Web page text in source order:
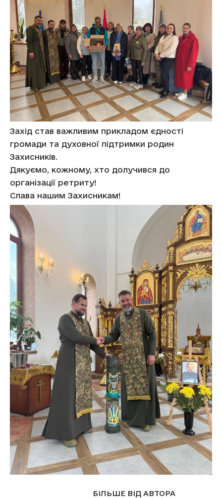
Захід став важливим прикладом єдності
громади та духовної підтримки родин
Захисників.
Дякуємо, кожному, хто долучився до
організації ретриту!
Слава нашим Захисникам!
БІЛЬШЕ ВІД АВТОРА